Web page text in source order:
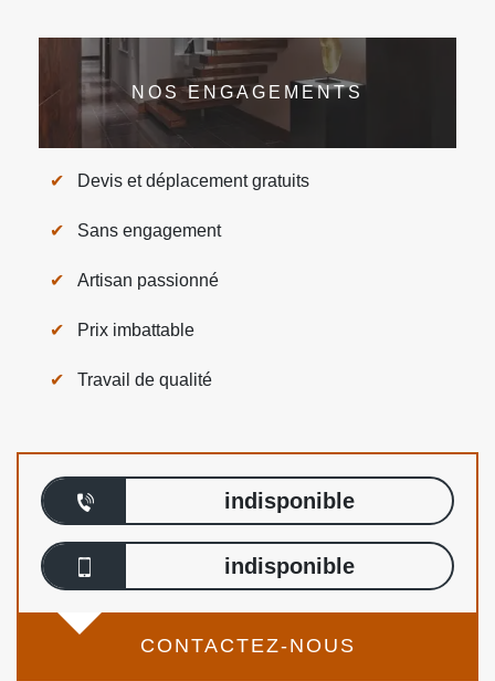
NOS ENGAGEMENTS
Devis et déplacement gratuits
Sans engagement
Artisan passionné
Prix imbattable
Travail de qualité
indisponible
indisponible
CONTACTEZ-NOUS